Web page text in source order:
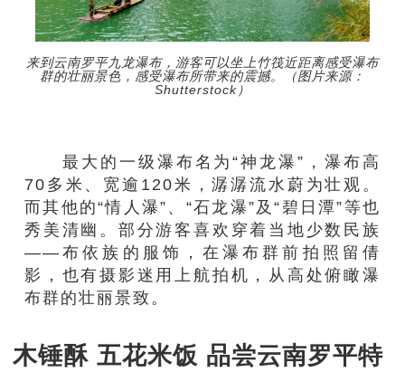
来到云南罗平九龙瀑布，游客可以坐上竹筏近距离感受瀑布
群的壮丽景色，感受瀑布所带来的震撼。（图片来源：
Shutterstock）
最大的一级瀑布名为“神龙瀑”，瀑布高
70多米、宽逾120米，潺潺流水蔚为壮观。
而其他的“情人瀑”、“石龙瀑”及“碧日潭”等也
秀美清幽。部分游客喜欢穿着当地少数民族
——布依族的服饰，在瀑布群前拍照留倩
影，也有摄影迷用上航拍机，从高处俯瞰瀑
布群的壮丽景致。
木锤酥 五花米饭 品尝云南罗平特